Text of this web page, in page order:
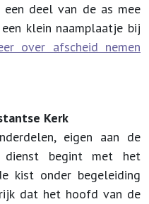
deel van de as mee
klein naamplaatje bij
over afscheid nemen
Kerk
eigen aan de
dienst begint met het
kist onder begeleiding
dat het hoofd van de